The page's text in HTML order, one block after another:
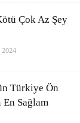
Çok Az Şey
2024
Türkiye Ön
En Sağlam